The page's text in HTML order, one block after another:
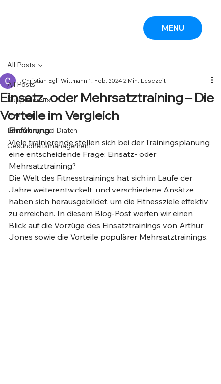
MENU
All Posts
Supplements
Training
Ernährung und Diäten
Gesundheitsmanagement
All Posts
Einsatz- oder Mehrsatztraining – Die
Vorteile im Vergleich
Christian Egli-Wittmann 1. Feb. 20242 Min. Lesezeit
Einführung:
Viele trainierende stellen sich bei der Trainingsplanung
eine entscheidende Frage: Einsatz- oder
Mehrsatztraining?
Die Welt des Fitnesstrainings hat sich im Laufe der
Jahre weiterentwickelt, und verschiedene Ansätze
haben sich herausgebildet, um die Fitnessziele effektiv
zu erreichen. In diesem Blog-Post werfen wir einen
Blick auf die Vorzüge des Einsatztrainings von Arthur
Jones sowie die Vorteile populärer Mehrsatztrainings.